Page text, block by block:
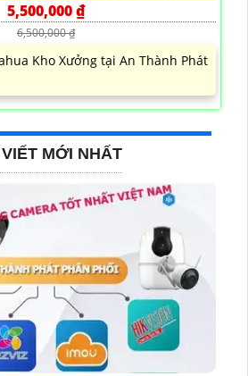
5,500,000 ₫
6,500,000 ₫
Kho Xưởng tại An Thành Phát
MỚI NHẤT